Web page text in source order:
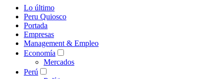
Lo último
Peru Quiosco
Portada
Empresas
Management & Empleo
Economía
Mercados
Perú